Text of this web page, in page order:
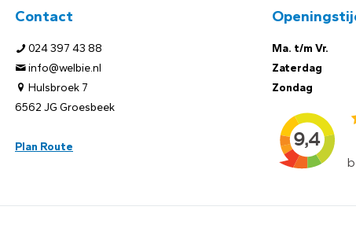
Contact
024 397 43 88
info@welbie.nl
Hulsbroek 7
6562 JG Groesbeek
Plan Route
Ma. t/m Vr.
Zaterdag
Zondag